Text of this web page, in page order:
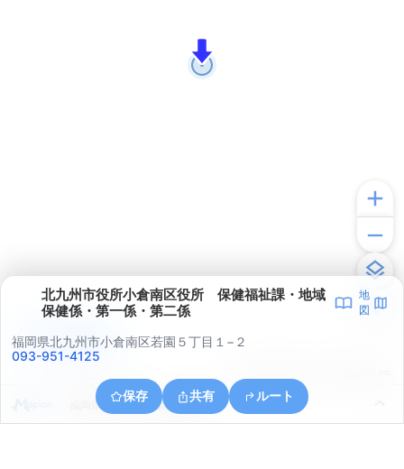
北九州市役所小倉南区役所 保健福祉課・地域
保健係・第一係・第二係
地
図
福岡県北九州市小倉南区若園５丁目１−２
093-951-4125
保存 共有 ルート
福岡県北九州市小倉南区葛原
アプリで見る